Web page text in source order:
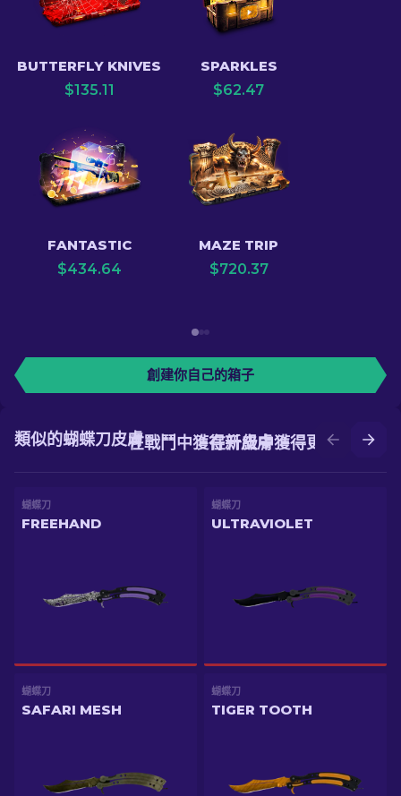
BUTTERFLY KNIVES
$135.11
SPARKLES
$62.47
FANTASTIC
$434.64
MAZE TRIP
$720.37
創建你自己的箱子
在升級中獲得更好的皮膚
在戰鬥中獲得新皮膚
類似的蝴蝶刀皮膚
蝴蝶刀
FREEHAND
蝴蝶刀
ULTRAVIOLET
蝴蝶刀
SAFARI MESH
蝴蝶刀
TIGER TOOTH